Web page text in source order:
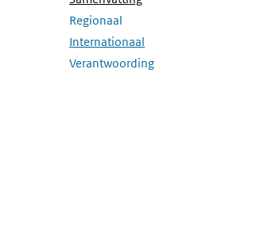
Regionaal
Submenu openen
Internationaal
Verantwoording